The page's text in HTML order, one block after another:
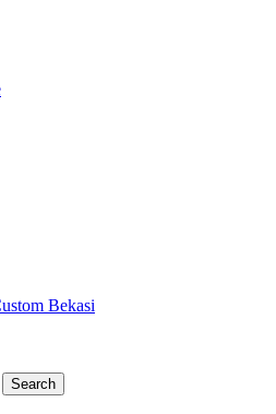
4439-5599 (Call/WA)
jasa cetak banner buku yasin
spanduk stiker undangan
Bekasi